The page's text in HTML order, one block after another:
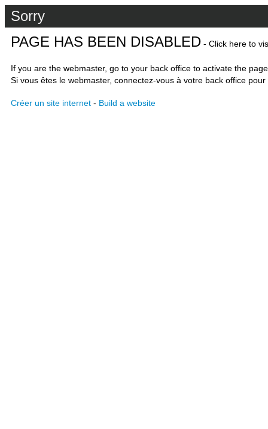
Sorry
PAGE HAS BEEN DISABLED - Click here to
If you are the webmaster, go to your back office to activate the
Si vous êtes le webmaster, connectez-vous à votre back office
Créer un site internet - Build a website